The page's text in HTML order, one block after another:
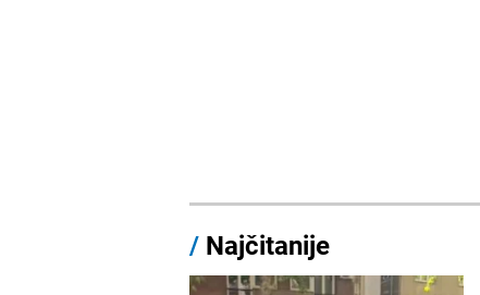
/ Najčitanije